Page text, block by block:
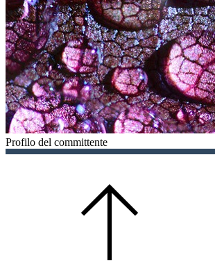
Profilo del committente